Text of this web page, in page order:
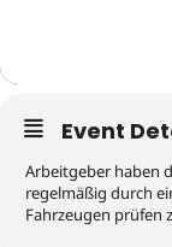
Event
Arbeitgeber haben
regelmäßig durch
Fahrzeugen prüfen